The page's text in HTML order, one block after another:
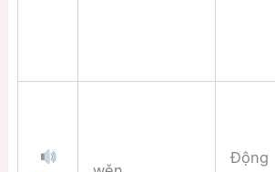
Động